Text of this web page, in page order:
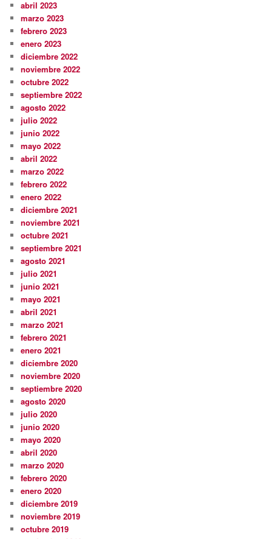
abril 2023
marzo 2023
febrero 2023
enero 2023
diciembre 2022
noviembre 2022
octubre 2022
septiembre 2022
agosto 2022
julio 2022
junio 2022
mayo 2022
abril 2022
marzo 2022
febrero 2022
enero 2022
diciembre 2021
noviembre 2021
octubre 2021
septiembre 2021
agosto 2021
julio 2021
junio 2021
mayo 2021
abril 2021
marzo 2021
febrero 2021
enero 2021
diciembre 2020
noviembre 2020
septiembre 2020
agosto 2020
julio 2020
junio 2020
mayo 2020
abril 2020
marzo 2020
febrero 2020
enero 2020
diciembre 2019
noviembre 2019
octubre 2019